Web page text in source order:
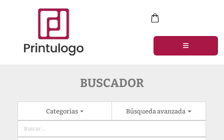
BUSCADOR
Categorias Búsqueda avanzada